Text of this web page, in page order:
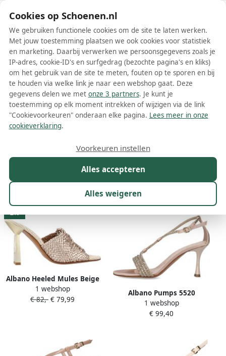
Schoenen.nl
Wis filters Alle filters
Beige Albano damesschoenen
Meer lezen
Kleur 1
21 resultaten:
2%
Albano Heeled Mules Beige
Dames
1 webshop
€ 82,- € 79,99
Albano Pumps 5520
1 webshop
€ 99,40
Cookies op Schoenen.nl
We gebruiken functionele cookies om de site te laten werken.
Met jouw toestemming plaatsen we ook cookies voor statistiek
en marketing. Daarbij verwerken we persoonsgegevens zoals je
IP-adres, cookie-ID's en surfgedrag (bezochte pagina's en kliks)
om het gebruik van de site te meten, fouten op te sporen en bij
te houden via welke link je naar een webshop gaat. Deze
gegevens delen we met onze 3 partners. Je kunt je
toestemming op elk moment intrekken of wijzigen via de link
"Cookievoorkeuren" onderaan elke pagina. Lees meer in onze
cookieverklaring.
Alles accepteren
Alles weigeren
Voorkeuren instellen